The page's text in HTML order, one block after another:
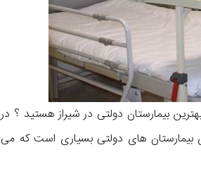
بیمارستان دولتی در شیراز هستید ؟ در
بیمارستان های دولتی بسیاری است که می